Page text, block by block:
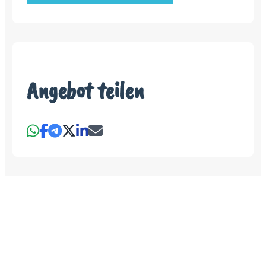
Angebot teilen